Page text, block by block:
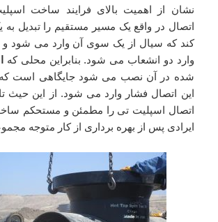
نشان از اهمیت بالای فرایند ساخت
اتصال در واقع یک مسیر مستقیم را تبدیل
کند که سیال از یک سوی آن وارد می شود و
وارد دو انشعاب می شود. بنابراین محلی که
شده در آن نصب می شود جایگاهی است که
این اتصال فشار وارد می شود. از این حیث
اتصال اسپلیت تی را مطمئن و مستحکم
ایرادی پس از بهره برداری از کار متوجه